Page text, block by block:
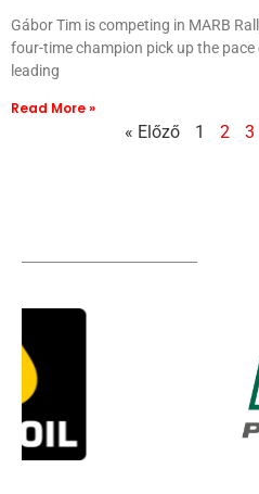
Gábor Tim is competing in MARB
four-time champion pick up the pace
leading
Read More »
« Előző 1 2 3